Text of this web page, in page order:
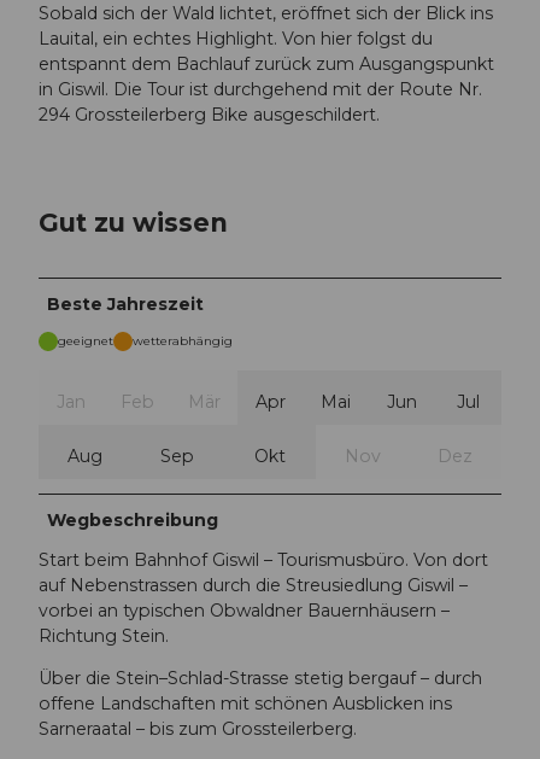
Sobald sich der Wald lichtet, eröffnet sich der Blick ins
Lauital, ein echtes Highlight. Von hier folgst du
entspannt dem Bachlauf zurück zum Ausgangspunkt
in Giswil. Die Tour ist durchgehend mit der Route Nr.
294 Grossteilerberg Bike ausgeschildert.
Gut zu wissen
Beste Jahreszeit
geeignet wetterabhängig
Jan Feb Mär Apr Mai Jun Jul
Aug Sep Okt Nov Dez
Wegbeschreibung
Start beim Bahnhof Giswil – Tourismusbüro. Von dort
auf Nebenstrassen durch die Streusiedlung Giswil –
vorbei an typischen Obwaldner Bauernhäusern –
Richtung Stein.
Über die Stein–Schlad-Strasse stetig bergauf – durch
offene Landschaften mit schönen Ausblicken ins
Sarneraatal – bis zum Grossteilerberg.